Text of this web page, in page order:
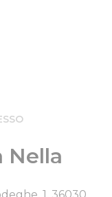
Nella
1, 36030